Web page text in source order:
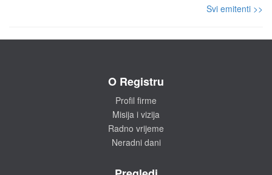
Svi emitenti >>
O Registru
Profil firme
Misija i vizija
Radno vrijeme
Neradni dani